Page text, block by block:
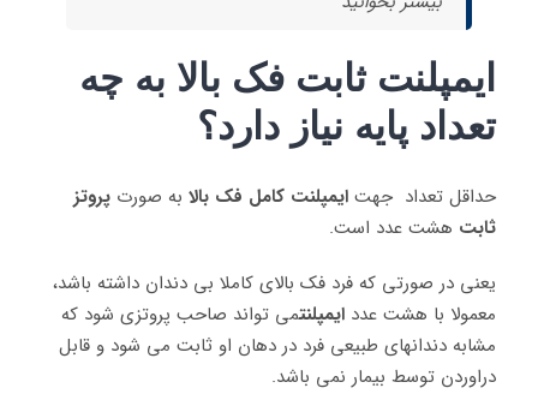
ایمپلنت ثابت فک بالا به چه
تعداد پایه نیاز دارد؟
حداقل تعداد جهت ایمپلنت کامل فک بالا به صورت پروتز
ثابت هشت عدد است.
یعنی در صورتی که فرد فک بالای کاملا بی دندان داشته باشد،
معمولا با هشت عدد ایمپلنتمی تواند صاحب پروتزی شود که
مشابه دندانهای طبیعی فرد در دهان او ثابت می شود و قابل
دراوردن توسط بیمار نمی باشد.